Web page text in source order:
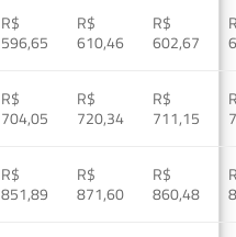
R$
596,65
R$
610,46
R$
602,67
R$
704,05
R$
720,34
R$
711,15
R$
851,89
R$
871,60
R$
860,48